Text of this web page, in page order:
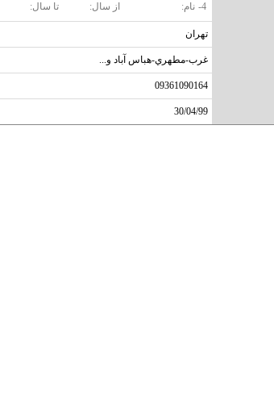
4- نام: از سال: تا سال:
تهران
غرب-مطهري-هباس آباد و...
09361090164
30/04/99